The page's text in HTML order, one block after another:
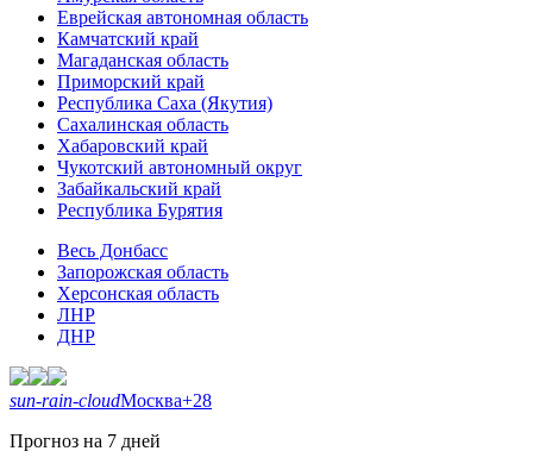
Еврейская автономная область
Камчатский край
Магаданская область
Приморский край
Республика Саха (Якутия)
Сахалинская область
Хабаровский край
Чукотский автономный округ
Забайкальский край
Республика Бурятия
Весь Донбасс
Запорожская область
Херсонская область
ЛНР
ДНР
sun-rain-cloudМосква+28
Прогноз на 7 дней